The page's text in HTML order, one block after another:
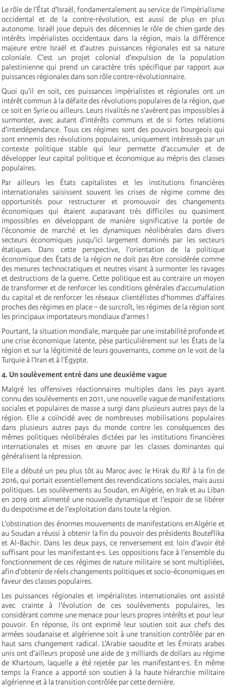
Le rôle de l’État d’Israël, fondamentalement au service de l’impérialisme
occidental et de la contre-révolution, est aussi de plus en plus
autonome. Israël joue depuis des décennies le rôle de chien garde des
intérêts impérialistes occidentaux dans la région, mais la différence
majeure entre Israël et d’autres puissances régionales est sa nature
coloniale. C’est un projet colonial d’expulsion de la population
palestinienne qui prend un caractère très spécifique par rapport aux
puissances régionales dans son rôle contre-révolutionnaire.
Quoi qu’il en soit, ces puissances impérialistes et régionales ont un
intérêt commun à la défaite des révolutions populaires de la région, que
ce soit en Syrie ou ailleurs. Leurs rivalités ne s’avèrent pas impossibles à
surmonter, avec autant d’intérêts communs et de si fortes relations
d’interdépendance. Tous ces régimes sont des pouvoirs bourgeois qui
sont ennemis des révolutions populaires, uniquement intéressés par un
contexte politique stable qui leur permette d’accumuler et de
développer leur capital politique et économique au mépris des classes
populaires.
Par ailleurs les États capitalistes et les institutions financières
internationales saisissent souvent les crises de régime comme des
opportunités pour restructurer et promouvoir des changements
économiques qui étaient auparavant très difficiles ou quasiment
impossibles en développant de manière significative la portée de
l’économie de marché et les dynamiques néolibérales dans divers
secteurs économiques jusqu'ici largement dominés par les secteurs
étatiques. Dans cette perspective, l’orientation de la politique
économique des États de la région ne doit pas être considérée comme
des mesures technocratiques et neutres visant à surmonter les ravages
et destructions de la guerre. Cette politique est au contraire un moyen
de transformer et de renforcer les conditions générales d’accumulation
du capital et de renforcer les réseaux clientélistes d’hommes d’affaires
proches des régimes en place – de surcroît, les régimes de la région sont
les principaux importateurs mondiaux d’armes !
Pourtant, la situation mondiale, marquée par une instabilité profonde et
une crise économique latente, pèse particulièrement sur les États de la
région et sur la légitimité de leurs gouvernants, comme on le voit de la
Turquie à l’Iran et à l’Égypte.
4. Un soulèvement entré dans une deuxième vague
Malgré les offensives réactionnaires multiples dans les pays ayant
connu des soulèvements en 2011, une nouvelle vague de manifestations
sociales et populaires de masse a surgi dans plusieurs autres pays de la
région. Elle a coïncidé avec de nombreuses mobilisations populaires
dans plusieurs autres pays du monde contre les conséquences des
mêmes politiques néolibérales dictées par les institutions financières
internationales et mises en œuvre par les classes dominantes qui
généralisent la répression.
Elle a débuté un peu plus tôt au Maroc avec le Hirak du Rif à la fin de
2016, qui portait essentiellement des revendications sociales, mais aussi
politiques. Les soulèvements au Soudan, en Algérie, en Irak et au Liban
en 2019 ont alimenté une nouvelle dynamique et l’espoir de se libérer
du despotisme et de l’exploitation dans toute la région.
L’obstination des énormes mouvements de manifestations en Algérie et
au Soudan a réussi à obtenir la fin du pouvoir des présidents Bouteflika
et Al-Bachir. Dans les deux pays, ce renversement est loin d'avoir été
suffisant pour les manifestant·e·s. Les oppositions face à l’ensemble du
fonctionnement de ces régimes de nature militaire se sont multipliées,
afin d'obtenir de réels changements politiques et socio-économiques en
faveur des classes populaires.
Les puissances régionales et impérialistes internationales ont assisté
avec crainte à l'évolution de ces soulèvements populaires, les
considérant comme une menace pour leurs propres intérêts et pour leur
pouvoir. En réponse, ils ont exprimé leur soutien soit aux chefs des
armées soudanaise et algérienne soit à une transition contrôlée par en
haut sans changement radical. L'Arabie saoudite et les Émirats arabes
unis ont d'ailleurs proposé une aide de 3 milliards de dollars au régime
de Khartoum, laquelle a été rejetée par les manifestant·e·s. En même
temps la France a apporté son soutien à la haute hiérarchie militaire
algérienne et à la transition contrôlée par cette dernière.